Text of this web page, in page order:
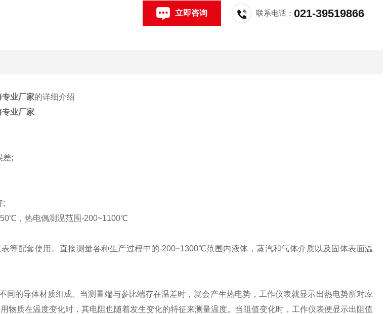
立即咨询 联系电话：021-39519866
专业厂家的详细介绍
业厂家
差;
;
，热电偶测温范围-200~1100℃
等配套使用。直接测量各种生产过程中的-200~1300℃范围内液体，蒸汽和气体介质以及固体表面温
同的导体材质组成。当测量端与参比端存在温差时，就会产生热电势，工作仪表就显示出热电势所对应
物质在温度变化时，其电阻也随着发生变化的特征来测量温度。当阻值变化时，工作仪表便显示出阻值